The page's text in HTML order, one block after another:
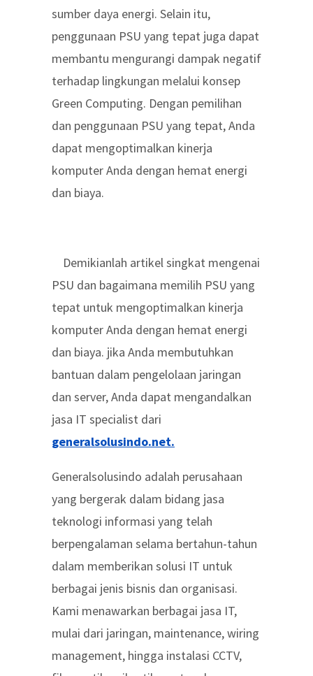
sumber daya energi. Selain itu,
penggunaan PSU yang tepat juga dapat
membantu mengurangi dampak negatif
terhadap lingkungan melalui konsep
Green Computing. Dengan pemilihan
dan penggunaan PSU yang tepat, Anda
dapat mengoptimalkan kinerja
komputer Anda dengan hemat energi
dan biaya.
Demikianlah artikel singkat mengenai
PSU dan bagaimana memilih PSU yang
tepat untuk mengoptimalkan kinerja
komputer Anda dengan hemat energi
dan biaya. jika Anda membutuhkan
bantuan dalam pengelolaan jaringan
dan server, Anda dapat mengandalkan
jasa IT specialist dari
generalsolusindo.net.
Generalsolusindo adalah perusahaan
yang bergerak dalam bidang jasa
teknologi informasi yang telah
berpengalaman selama bertahun-tahun
dalam memberikan solusi IT untuk
berbagai jenis bisnis dan organisasi.
Kami menawarkan berbagai jasa IT,
mulai dari jaringan, maintenance, wiring
management, hingga instalasi CCTV,